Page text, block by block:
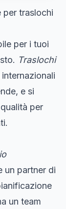
per traslochi
per i tuoi
Traslochi
e si
per
un partner di
un team